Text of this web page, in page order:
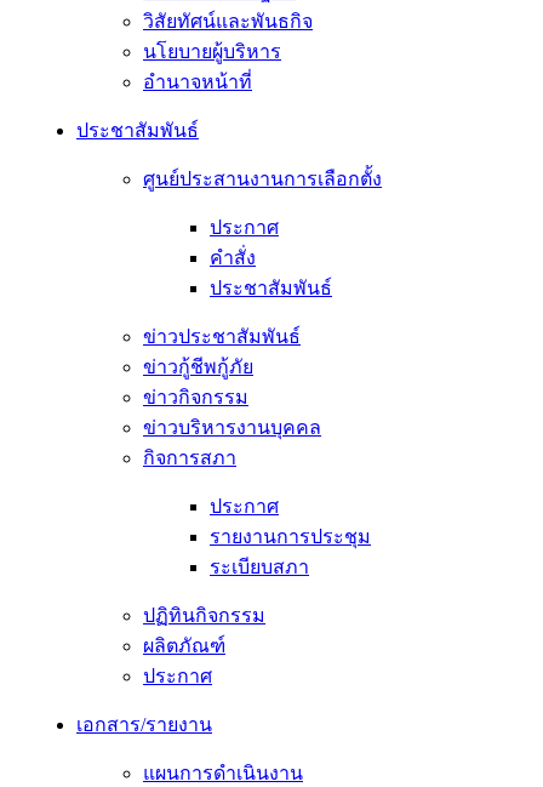
วิสัยทัศน์และพันธกิจ
นโยบายผู้บริหาร
อํานาจหน้าที่
ประชาสัมพันธ์
ศูนย์ประสานงานการเลือกตั้ง
ประกาศ
คำสั่ง
ประชาสัมพันธ์
ข่าวประชาสัมพันธ์
ข่าวกู้ชีพกู้ภัย
ข่าวกิจกรรม
ข่าวบริหารงานบุคคล
กิจการสภา
ประกาศ
รายงานการประชุม
ระเบียบสภา
ปฏิทินกิจกรรม
ผลิตภัณฑ์
ประกาศ
เอกสาร/รายงาน
แผนการดำเนินงาน